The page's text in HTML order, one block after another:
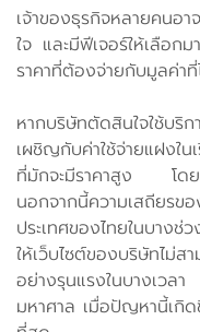
เจ้าของธุรกิจหลายคนอ
ใจ และมีฟีเจอร์ให้เลือ
ราคาที่ต้องจ่ายกับมูลค่า
หากบริษัทตัดสินใจใช้บริก
เผชิญกับค่าใช้จ่ายแฝง
ที่มักจะมีราคาสูง โดยเ
นอกจากนี้ความเสถียร
ประเทศของไทยในบาง
ให้เว็บไซต์ของบริษัทไม่
อย่างรุนแรงในบางเว
มหาศาล เมื่อปัญหานี้เกิ